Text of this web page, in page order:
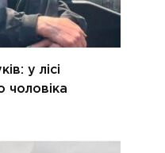
у лісі
чоловіка